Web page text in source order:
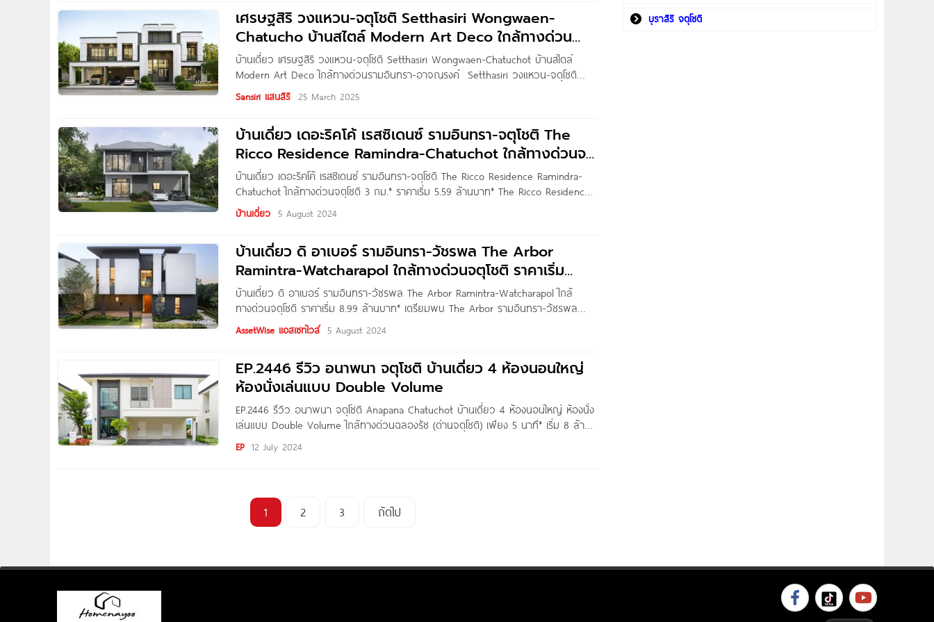
เศรษฐสิริ วงแหวน-จตุโชติ Setthasiri Wongwaen-
Chatucho บ้านสไตล์ Modern Art Deco ใกล้ทางด่วน
รามอินทรา-อาจณรงค์
บ้านเดี่ยว เศรษฐสิริ วงแหวน-จตุโชติ Setthasiri Wongwaen-Chatuchot บ้านสไตล์
Modern Art Deco ใกล้ทางด่วนรามอินทรา-อาจณรงค์ Setthasiri วงแหวน-จตุโชติ
บ้านโครงการใหม่จาก Sansiri โครงการตั้งอยู่บนถนนกาญจนาภิเษก แขวงสามวาตะวันตก
เขตคลองสามวา กทม. บนทำเลศักยภาพ ถนนเลียบวงแหวนกาญจนาภิเษก ใกล้ทางด่วน
สะดวกสบาย รายล้อมด้วยแหล่งอำนวยความสะดวกมากมาย ตอบโจทย์การใช้ชีวิตของ
คุณได้อย่างสมบูรณ์แบบ​ ใกล้ Safari
Sansiri แสนสิริ 25 March 2025
บ้านเดี่ยว เดอะริคโค้ เรสซิเดนซ์ รามอินทรา-จตุโชติ The
Ricco Residence Ramindra-Chatuchot ใกล้ทางด่วนจตุ
โชติ 3
บ้านเดี่ยว เดอะริคโค้ เรสซิเดนซ์ รามอินทรา-จตุโชติ The Ricco Residence Ramindra-
Chatuchot ใกล้ทางด่วนจตุโชติ 3 กม.* ราคาเริ่ม 5.59 ล้านบาท* The Ricco Residence
รามอินทรา-จตุโชติ บ้านโครงการใหม่ จาก บริษัท พูลผลทรัพย์ จำกัด ที่ตั้งโครงการอยู่บน
ถนนหนองระแหง แขวงสามวาตะวันตก เขตคลองสามวา กทม. บนทำเลศักยภาพ ใกล้
บ้านเดี่ยว 5 August 2024
บ้านเดี่ยว ดิ อาเบอร์ รามอินทรา-วัชรพล The Arbor
Ramintra-Watcharapol ใกล้ทางด่วนจตุโชติ ราคาเริ่ม
8.99
บ้านเดี่ยว ดิ อาเบอร์ รามอินทรา-วัชรพล The Arbor Ramintra-Watcharapol ใกล้
ทางด่วนจตุโชติ ราคาเริ่ม 8.99 ล้านบาท* เตรียมพบ The Arbor รามอินทรา-วัชรพล
บ้านเดี่ยวโครงการใหม่จาก AssetWise ที่ตั้งโครงการอยู่ติดถนนจตุโชติ แขวงออเงิน เขต
สายไหม กทม. เดินทางเข้า-ออกเมืองสะดวกสบาย ใกล้จุดขึ้น-ลงทางด่วนฉลองรัช ด่านจตุ
ครัน อาทิ ตลาดออเงิน, ตลาดวงศกร
AssetWise แอสเซทไวส์ 5 August 2024
EP.2446 รีวิว อนาพนา จตุโชติ บ้านเดี่ยว 4 ห้องนอนใหญ่
ห้องนั่งเล่นแบบ Double Volume
EP.2446 รีวิว อนาพนา จตุโชติ Anapana Chatuchot บ้านเดี่ยว 4 ห้องนอนใหญ่ ห้องนั่ง
เล่นแบบ Double Volume ใกล้ทางด่วนฉลองรัช (ด่านจตุโชติ) เพียง 5 นาที* เริ่ม 8 ล้าน
บาท* Written by : THAnATH สวัสดีผู้อ่านชาว Homenayoo ทุกคน วันนี้ผมพามาชม
โครงการ อนาพนา จตุโชติ
EP 12 July 2024
1 2 3 ถัดไป
บุราสิริ จตุโชติ